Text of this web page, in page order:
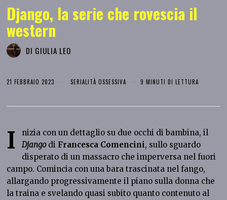
Django, la serie che rovescia il
western
DI GIULIA LEO
21 FEBBRAIO 2023 SERIALITÀ OSSESSIVA 9 MINUTI DI LETTURA
I
nizia con un dettaglio su due occhi di bambina, il
Djangodi Francesca Comencini, sullo sguardo
disperato di un massacro che imperversa nel fuori
campo. Comincia con una bara trascinata nel fango,
allargando progressivamente il piano sulla donna che
la traina e svelando quasi subito quanto contenuto al